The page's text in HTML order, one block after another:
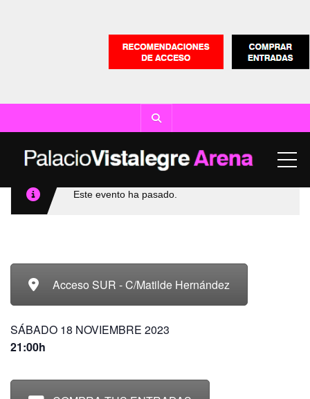
Este evento ha pasado.
Acceso SUR - C/Matilde Hernández
SÁBADO 18 NOVIEMBRE 2023
21:00h